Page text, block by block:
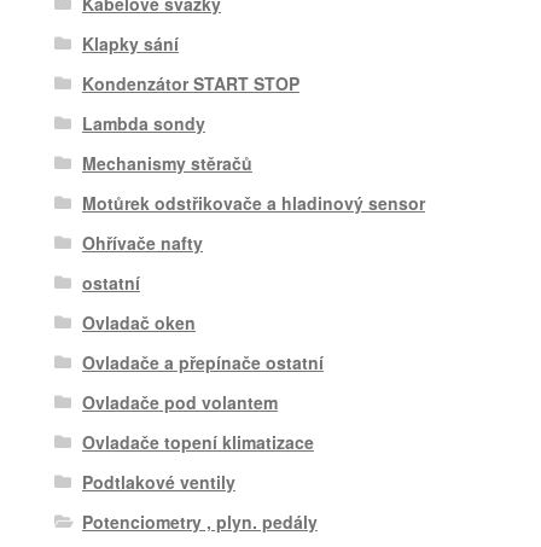
Klapky sání
Kondenzátor START STOP
Lambda sondy
Mechanismy stěračů
Motůrek odstřikovače a hladinový sensor
Ohřívače nafty
ostatní
Ovladač oken
Ovladače a přepínače ostatní
Ovladače pod volantem
Ovladače topení klimatizace
Podtlakové ventily
Potenciometry , plyn. pedály